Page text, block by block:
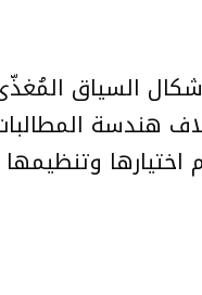
السياق المُغذّى
هندسة